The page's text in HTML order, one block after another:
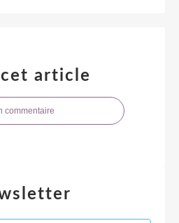
article
commentaire